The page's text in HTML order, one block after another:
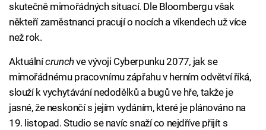
skutečně mimořádných situací. Dle Bloombergu však
někteří zaměstnanci pracují o nocích a víkendech už více
než rok.
Aktuálnícrunchve vývoji Cyberpunku 2077, jak se
mimořádnému pracovnímu zápřahu v herním odvětví říká,
slouží k vychytávání nedodělků a bugů ve hře, takže je
jasné, že neskončí s jejím vydáním, které je plánováno na
19. listopad. Studio se navíc snaží co nejdříve přijít s